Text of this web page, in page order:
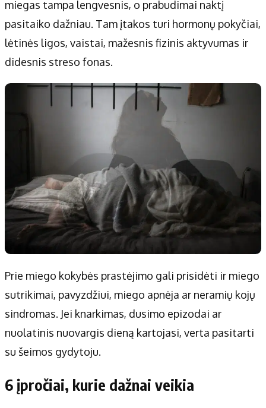
miegas tampa lengvesnis, o prabudimai naktį
pasitaiko dažniau. Tam įtakos turi hormonų pokyčiai,
lėtinės ligos, vaistai, mažesnis fizinis aktyvumas ir
didesnis streso fonas.
Prie miego kokybės prastėjimo gali prisidėti ir miego
sutrikimai, pavyzdžiui, miego apnėja ar neramių kojų
sindromas. Jei knarkimas, dusimo epizodai ar
nuolatinis nuovargis dieną kartojasi, verta pasitarti
su šeimos gydytoju.
6 įpročiai, kurie dažnai veikia